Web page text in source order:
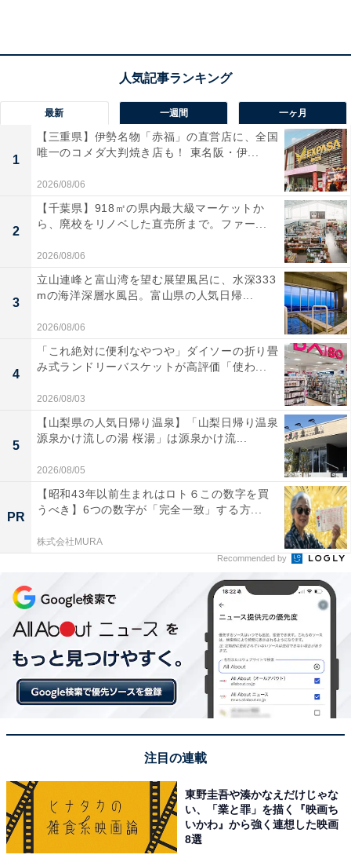
1 2
最新 一週間 一ヶ月
1
【三重県】伊勢名物「赤福」の直営店に、全国
唯一のコメダ大判焼き店も！ 東名阪・伊...
2026/08/06
2
【千葉県】918㎡の県内最大級マーケットか
ら、廃校をリノベした直売所まで。ファー...
2026/08/06
3
立山連峰と富山湾を望む展望風呂に、水深333
mの海洋深層水風呂。富山県の人気日帰...
2026/08/06
4
「これ絶対に便利なやつや」ダイソーの折り畳
み式ランドリーバスケットが高評価「使わ...
2026/08/03
5
【山梨県の人気日帰り温泉】「山梨日帰り温泉
源泉かけ流しの湯 桜湯」は源泉かけ流...
2026/08/05
PR
【昭和43年以前生まれはロト６この数字を買
うべき】6つの数字が「完全一致」する方...
株式会社MURA
Recommended by
注目の連載
東野圭吾や湊かなえだけじゃな
い、「業と罪」を描く『映画ち
いかわ』から強く連想した映画
8選